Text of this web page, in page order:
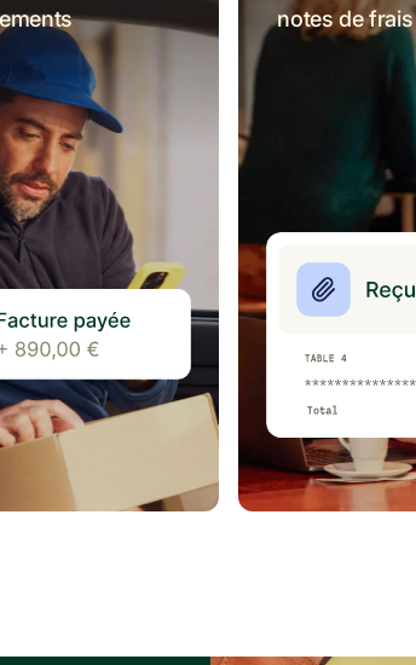
notes de frais
sur l'App